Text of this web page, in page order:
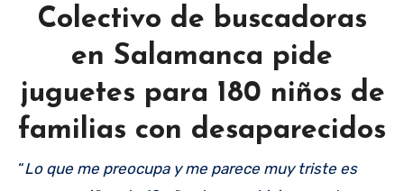
Colectivo de buscadoras
en Salamanca pide
juguetes para 180 niños de
familias con desaparecidos
“Lo que me preocupa y me parece muy triste es